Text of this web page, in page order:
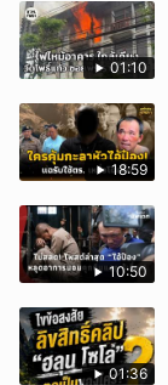
01:10
18:59
10:50
01:36